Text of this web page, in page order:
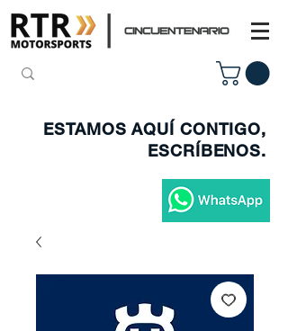
ESTAMOS AQUÍ CONTIGO,
ESCRÍBENOS.